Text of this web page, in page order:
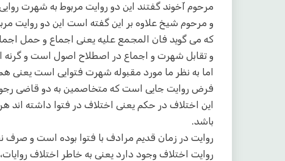
مرحوم آخوند گفتند این دو روایت مربوط به شهرت
و مرحوم شیخ علاوه بر این گفته است این دو روایت
که می گوید فان المجمع علیه یعنی اجماع و حمل
و تقابل شهرت و اجماع در اصطلاح اصول است و
اما به نظر ما مورد مقبوله شهرت فتوایی است یعنی
فرض روایت جایی است که متخاصمین به دو قاضی
این اختلاف در حکم یعنی اختلاف در فتوا داشته اند
باشد.
روایت در زمان قدیم مرادف با فتوا بوده است و صرف
روایت اختلاف وجود دارد یعنی به خاطر اختلاف